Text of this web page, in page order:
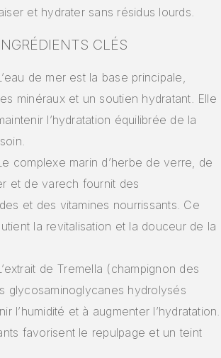
et hydrater sans résidus lourds.
CLÉS
de mer est la base principale,
minéraux et un soutien hydratant. Elle
l’hydratation équilibrée de la
complexe marin d’herbe de verre, de
et de varech fournit des
et des vitamines nourrissants. Ce
la revitalisation et la douceur de la
de Tremella (champignon des
glycosaminoglycanes hydrolysés
l’humidité et à augmenter l’hydratation.
favorisent le repulpage et un teint